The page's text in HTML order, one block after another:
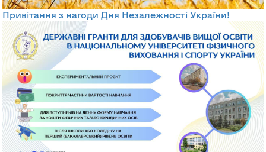
Привітання з нагоди Дня Незалежності України!